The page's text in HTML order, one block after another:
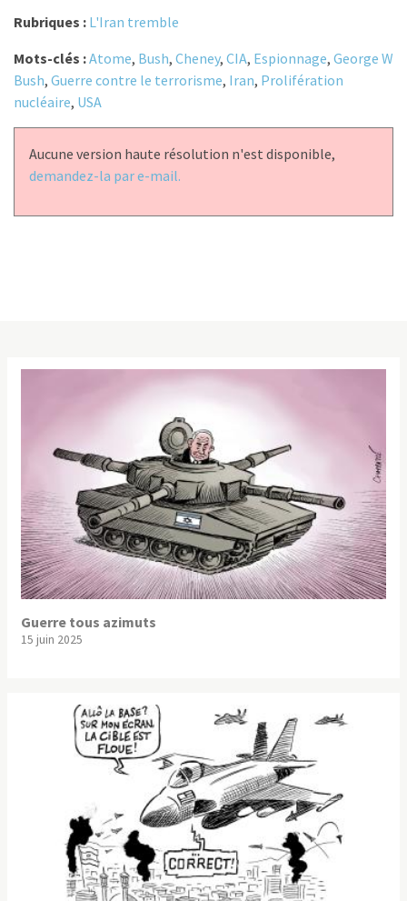
Rubriques : L'Iran tremble
Mots-clés :Atome, Bush, Cheney, CIA, Espionnage, George W
Bush, Guerre contre le terrorisme, Iran, Prolifération
nucléaire, USA
Aucune version haute résolution n'est disponible,
demandez-la par e-mail.
Guerre tous azimuts
15 juin 2025